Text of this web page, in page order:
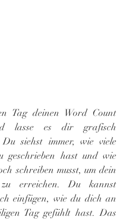
Tag deinen Word Count
lasse es dir grafisch
Du siehst immer, wie viele
geschrieben hast und wie
schreiben musst, um dein
erreichen. Du kannst
einfügen, wie du dich an
Tag gefühlt hast. Das